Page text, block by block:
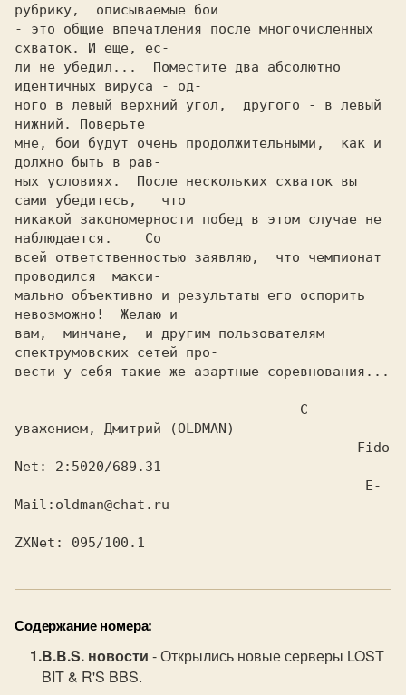
рубрику,  описываемые бои
- это общие впечатления после многочисленных
схваток. И еще, ес-
ли не убедил...  Поместите два абсолютно
идентичных вируса - од-
ного в левый верхний угол,  другого - в левый
нижний.	Поверьте
мне, бои будут очень продолжительными,	как и
должно быть в рав-
ных условиях.  После нескольких схваток вы
сами убедитесь,   что
никакой закономерности побед в этом случае не
наблюдается.    Со
всей ответственностью заявляю,	что чемпионат
проводился  макси-
мально объективно и результаты его оспорить
невозможно!  Желаю и
вам,  минчане,	и другим пользователям
спектрумовских сетей про-
вести у себя такие же азартные соревнования...
уважением, Дмитрий (OLDMAN)
Net: 2:5020/689.31
Mail:oldman@chat.ru
ZXNet: 095/100.1
Содержание номера:
B.B.S. новости - Открылись новые серверы LOST
BIT & R'S BBS.